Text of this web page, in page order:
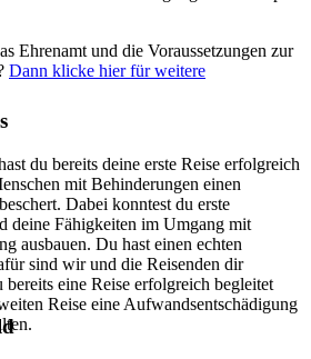
Ehrenamt und die Voraussetzungen zur
Dann klicke hier für weitere
du bereits deine erste Reise erfolgreich
mit Behinderungen einen
Dabei konntest du erste
deine Fähigkeiten im Umgang mit
ausbauen. Du hast einen echten
sind wir und die Reisenden dir
eine Reise erfolgreich begleitet
Reise eine Aufwandsentschädigung